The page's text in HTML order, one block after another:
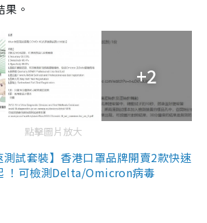
。
+2
點擊圖片放大
試套裝】香港口罩品牌開賣2款快速
！可檢測Delta/Omicron病毒